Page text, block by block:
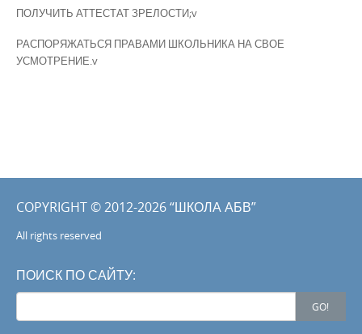
ПОЛУЧИТЬ АТТЕСТАТ ЗРЕЛОСТИ;v
РАСПОРЯЖАТЬСЯ ПРАВАМИ ШКОЛЬНИКА НА СВОЕ
УСМОТРЕНИЕ.v
COPYRIGHT © 2012-2026 “ШКОЛА АБВ”
All rights reserved
ПОИСК ПО САЙТУ:
Search
for:
GO!